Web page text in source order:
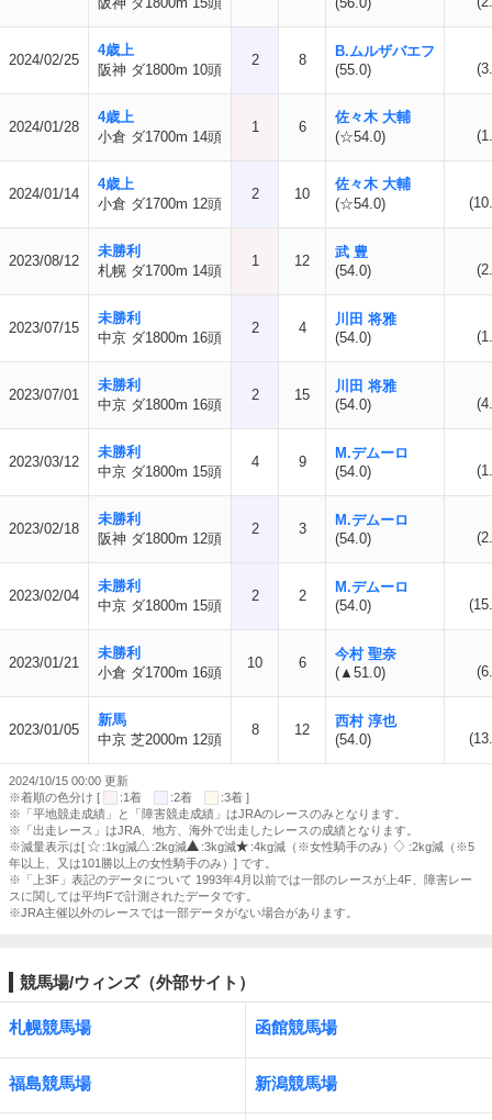
2024/02/25
4歳上
阪神 ダ1800m 10頭
2 8
B.ムルザバエフ
(55.0)
2024/01/28
4歳上
小倉 ダ1700m 14頭
1 6
佐々木 大輔
(☆54.0)
2024/01/14
4歳上
小倉 ダ1700m 12頭
2 10
佐々木 大輔
(☆54.0)
2023/08/12
未勝利
札幌 ダ1700m 14頭
1 12
武 豊
(54.0)
2023/07/15
未勝利
中京 ダ1800m 16頭
2 4
川田 将雅
(54.0)
2023/07/01
未勝利
中京 ダ1800m 16頭
2 15
川田 将雅
(54.0)
2023/03/12
未勝利
中京 ダ1800m 15頭
4 9
M.デムーロ
(54.0)
2023/02/18
未勝利
阪神 ダ1800m 12頭
2 3
M.デムーロ
(54.0)
2023/02/04
未勝利
中京 ダ1800m 15頭
2 2
M.デムーロ
(54.0)
2023/01/21
未勝利
小倉 ダ1700m 16頭
10 6
今村 聖奈
(▲51.0)
2023/01/05
新馬
中京 芝2000m 12頭
8 12
西村 淳也
(54.0)
2024/10/15 00:00 更新
※着順の色分け [
:1着 :2着
:3着 ]
※「平地競走成績」と「障害競走成績」はJRAのレースのみとなります。
※「出走レース」はJRA、地方、海外で出走したレースの成績となります。
※減量表示は[
:1kg減 :2kg減 :3kg減 :4kg減（※女性騎手のみ）
:2kg減（※5
年以上、又は101勝以上の女性騎手のみ）] です。
※「上3F」表記のデータについて 1993年4月以前では一部のレースが上4F、障害レー
スに関しては平均Fで計測されたデータです。
※JRA主催以外のレースでは一部データがない場合があります。
競馬場/ウィンズ（外部サイト）
札幌競馬場 函館競馬場
福島競馬場 新潟競馬場